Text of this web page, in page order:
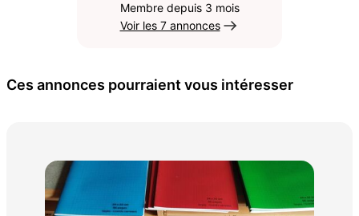
Membre depuis 3 mois
Voir les 7 annonces
Ces annonces pourraient vous intéresser